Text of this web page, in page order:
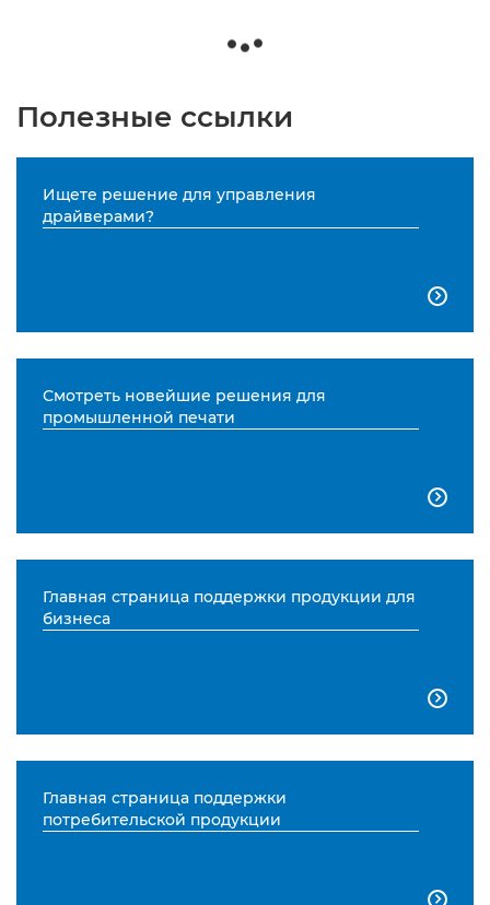
Полезные ссылки
Ищете решение для управления
драйверами?

Смотреть новейшие решения для
промышленной печати

Главная страница поддержки продукции для
бизнеса

Главная страница поддержки
потребительской продукции
